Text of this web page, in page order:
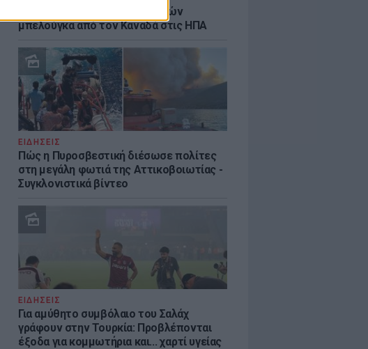
Ιστορική μεταφορά 30 φαλαινών
μπελούγκα από τον Καναδά στις ΗΠΑ
ΕΙΔΗΣΕΙΣ
Πώς η Πυροσβεστική διέσωσε πολίτες
στη μεγάλη φωτιά της Αττικοβοιωτίας -
Συγκλονιστικά βίντεο
ΕΙΔΗΣΕΙΣ
Για αμύθητο συμβόλαιο του Σαλάχ
γράφουν στην Τουρκία: Προβλέπονται
έξοδα για κομμωτήρια και... χαρτί υγείας